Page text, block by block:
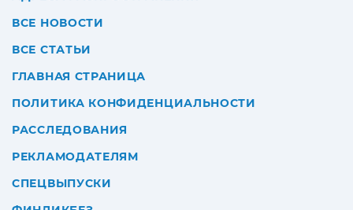
ВСЕ НОВОСТИ
ВСЕ СТАТЬИ
ГЛАВНАЯ СТРАНИЦА
ПОЛИТИКА КОНФИДЕНЦИАЛЬНОСТИ
РАССЛЕДОВАНИЯ
РЕКЛАМОДАТЕЛЯМ
СПЕЦВЫПУСКИ